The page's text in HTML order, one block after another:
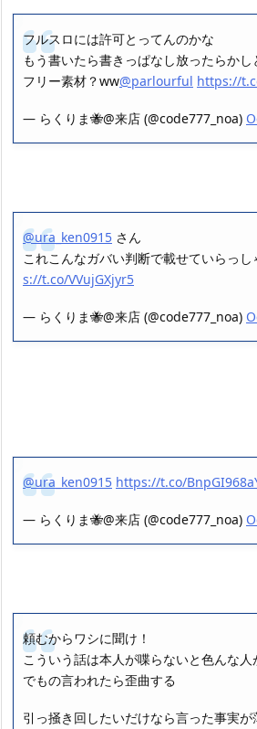
フルスロには許可とってんのかな
もう書いたら書きっぱなし放ったらかし
フリー素材？ww@parlourful https://
— らくりま🐝@来店 (@code777_noa)
@ura_ken0915 さん
これこんなガバい判断で載せていらっし
s://t.co/VVujGXjyr5
— らくりま🐝@来店 (@code777_noa)
@ura_ken0915 https://t.co/
— らくりま🐝@来店 (@code777_noa)
頼むからワシに聞け！
こういう話は本人が喋らないと色んな
でもの言われたら歪曲する
引っ掻き回したいだけなら言った事実